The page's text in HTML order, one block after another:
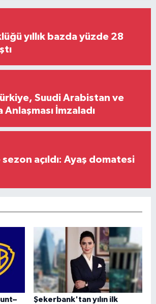
yıllık bazda yüzde 28
Suudi Arabistan ve
İmzaladı
açıldı: Ayaş domatesi
Şekerbank'tan yılın ilk